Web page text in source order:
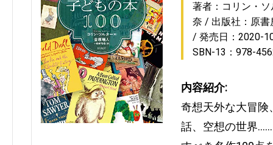
著者：コリン・ソ
奈
出版社：原書
発売日：2020-
SBN-13：978-
内容紹介:
奇想天外な大冒険
話、空想の世界